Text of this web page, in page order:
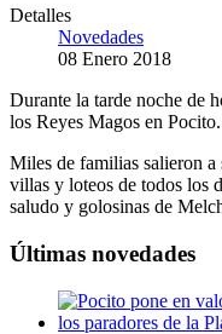
Detalles
Novedades
08 Enero 2018
Durante la tarde noche de
los Reyes Magos en Pocito.
Miles de familias salieron a
villas y loteos de todos los
saludo y golosinas de
Últimas novedades